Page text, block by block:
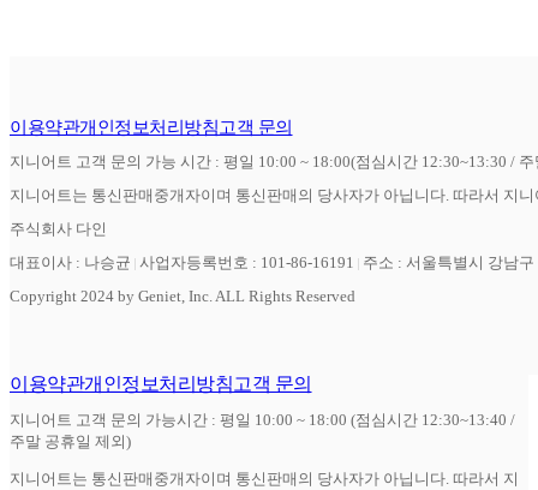
이용약관개인정보처리방침고객 문의
지니어트 고객 문의 가능 시간 : 평일 10:00 ~ 18:00(점심시간 12:30~13:30 /
지니어트는 통신판매중개자이며 통신판매의 당사자가 아닙니다. 따라서 지
주식회사 다인
대표이사 : 나승균 사업자등록번호 : 101-86-16191
주소 : 서울특별시 강남
Copyright 2024 by Geniet, Inc. ALL Rights Reserved
이용약관개인정보처리방침고객 문의
지니어트 고객 문의 가능시간 : 평일 10:00 ~ 18:00 (점심시간 12:30~13:40 /
주말 공휴일 제외)
지니어트는 통신판매중개자이며 통신판매의 당사자가 아닙니다. 따라서 지